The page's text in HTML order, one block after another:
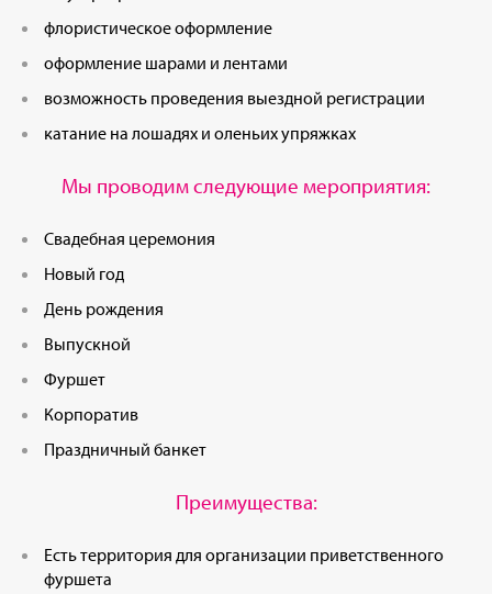
флористическое оформление
оформление шарами и лентами
возможность проведения выездной регистрации
катание на лошадях и оленьих упряжках
Мы проводим следующие мероприятия:
Свадебная церемония
Новый год
День рождения
Выпускной
Фуршет
Корпоратив
Праздничный банкет
Преимущества:
Есть территория для организации приветственного
фуршета